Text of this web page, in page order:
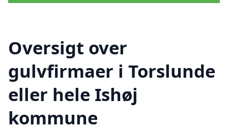
Oversigt over
gulvfirmaer i Torslunde
eller hele Ishøj
kommune